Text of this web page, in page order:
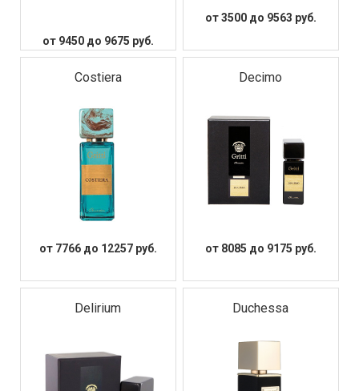
от 9450 до 9675 руб.
от 3500 до 9563 руб.
Costiera
от 7766 до 12257 руб.
Decimo
от 8085 до 9175 руб.
Delirium Duchessa